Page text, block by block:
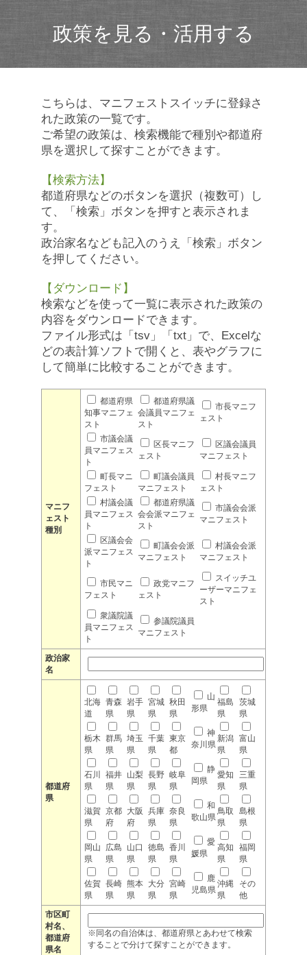
政策を見る・活用する
こちらは、マニフェストスイッチに登録さ
れた政策の一覧です。
ご希望の政策は、検索機能で種別や都道府
県を選択して探すことができます。
【検索方法】
都道府県などのボタンを選択（複数可）し
て、「検索」ボタンを押すと表示されま
す。
政治家名なども記入のうえ「検索」ボタン
を押してください。
【ダウンロード】
検索などを使って一覧に表示された政策の
内容をダウンロードできます。
ファイル形式は「tsv」「txt」で、Excelな
どの表計算ソフトで開くと、表やグラフに
して簡単に比較することができます。
マニフ
ェスト
種別
都道府県
知事マニフェ
スト
都道府県議
会議員マニフェ
スト
市長マニフ
ェスト
市議会議
員マニフェス
ト
区長マニフ
ェスト
区議会議員
マニフェスト
町長マニ
フェスト
町議会議員
マニフェスト
村長マニフ
ェスト
村議会議
員マニフェス
ト
都道府県議
会会派マニフェ
スト
市議会会派
マニフェスト
区議会会
派マニフェス
ト
町議会会派
マニフェスト
村議会会派
マニフェスト
市民マニ
フェスト
政党マニフ
ェスト
スイッチユ
ーザーマニフェ
スト
衆議院議
員マニフェス
ト
参議院議員
マニフェスト
政治家
名
都道府
県
北海
道
青森
県
岩手
県
宮城
県
秋田
県
山
形県
福島
県
茨城
県
栃木
県
群馬
県
埼玉
県
千葉
県
東京
都
神
奈川県
新潟
県
富山
県
石川
県
福井
県
山梨
県
長野
県
岐阜
県
静
岡県
愛知
県
三重
県
滋賀
県
京都
府
大阪
府
兵庫
県
奈良
県
和
歌山県
鳥取
県
島根
県
岡山
県
広島
県
山口
県
徳島
県
香川
県
愛
媛県
高知
県
福岡
県
佐賀
県
長崎
県
熊本
県
大分
県
宮崎
県
鹿
児島県
沖縄
県
その
他
市区町
村名、
都道府
県名
※同名の自治体は、都道府県とあわせて検索
することで分けて探すことができます。